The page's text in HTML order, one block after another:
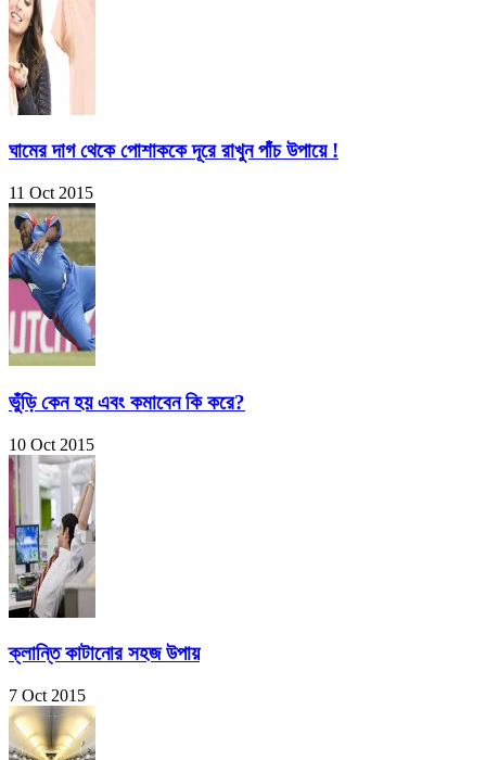
ঘামের দাগ থেকে পোশাককে দূরে রাখুন পাঁচ উপায়ে !
11 Oct 2015
ভুঁড়ি কেন হয় এবং কমাবেন কি করে?
10 Oct 2015
ক্লান্তি কাটানোর সহজ উপায়
7 Oct 2015